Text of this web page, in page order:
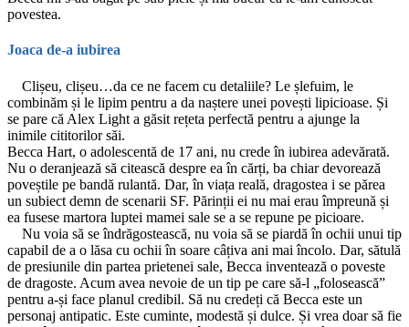
povestea.
Joaca de-a iubirea
Clișeu, clișeu…da ce ne facem cu detaliile? Le șlefuim, le
combinăm și le lipim pentru a da naștere unei povești lipicioase. Și
se pare că Alex Light a găsit rețeta perfectă pentru a ajunge la
inimile cititorilor săi.
Becca Hart, o adolescentă de 17 ani, nu crede în iubirea adevărată.
Nu o deranjează să citească despre ea în cărți, ba chiar devorează
poveștile pe bandă rulantă. Dar, în viața reală, dragostea i se părea
un subiect demn de scenarii SF. Părinții ei nu mai erau împreună și
ea fusese martora luptei mamei sale se a se repune pe picioare.
Nu voia să se îndrăgostească, nu voia să se piardă în ochii unui tip
capabil de a o lăsa cu ochii în soare câțiva ani mai încolo. Dar, sătulă
de presiunile din partea prietenei sale, Becca inventează o poveste
de dragoste. Acum avea nevoie de un tip pe care să-l „folosească”
pentru a-și face planul credibil. Să nu credeți că Becca este un
personaj antipatic. Este cuminte, modestă și dulce. Și vrea doar să fie